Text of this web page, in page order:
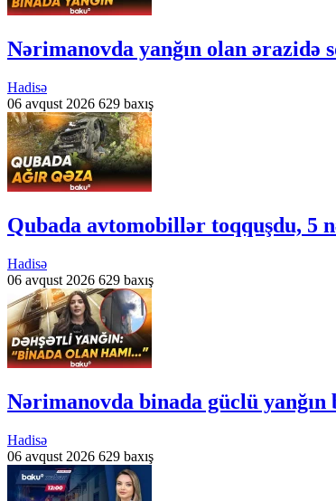
Nərimanovda yanğın olan ərazidə
Hadisə
06 avqust 2026 629 baxış
Qubada avtomobillər toqquşdu, 5
Hadisə
06 avqust 2026 629 baxış
Nərimanovda binada güclü
Hadisə
06 avqust 2026 629 baxış